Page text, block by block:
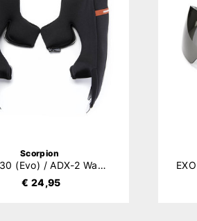
Scorpion
EXO-930 (Evo) / ADX-2 Wangkussens
€ 24,95